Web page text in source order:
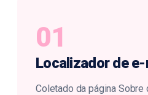
01
Localizadorde e-
Coletado da página Sobre